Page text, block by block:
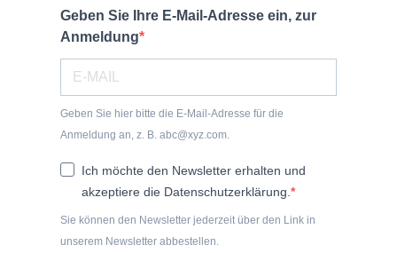
Geben Sie Ihre E-Mail-Adresse ein, zur
Anmeldung
Geben Sie hier bitte die E-Mail-Adresse für die
Anmeldung an, z. B. abc@xyz.com.
Ich möchte den Newsletter erhalten und
akzeptiere die Datenschutzerklärung.
Sie können den Newsletter jederzeit über den Link in
unserem Newsletter abbestellen.